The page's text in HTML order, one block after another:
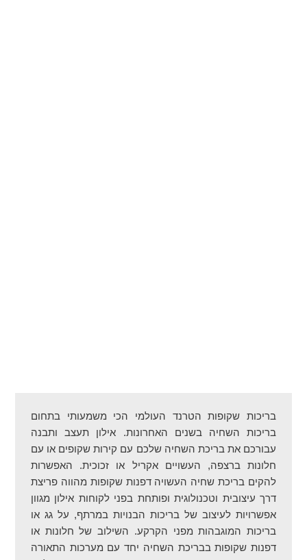
בריכות שקופות הטרנד העולמי הכי משמעותי בתחום
בריכות השחיה בשנים האחרונות. אילון תעצב ותבנה
עבורכם את בריכת השחיה שלכם עם קירות שקופים או עם
חלונות ברצפה, העשויים אקריל או זכוכית. האפשרות
להקים בריכת שחיה העשויה דפנות שקופות מהווה פריצת
דרך עיצובית וטכנולוגית ופותחת בפני לקוחות אילון מגוון
אפשרויות לעיצוב של בריכות הבנויות במרתף, על גג או
בריכות המוגבהות מפני הקרקע. השילוב של חלונות או
דפנות שקופות בבריכת השחיה יחד עם מערכות התאורה